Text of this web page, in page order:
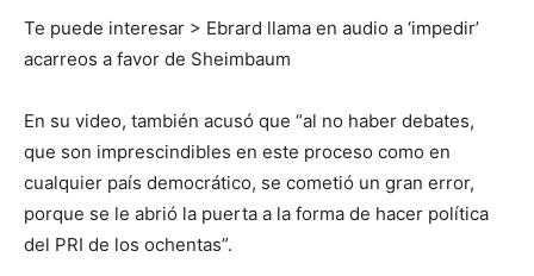
Te puede interesar > Ebrard llama en audio a ‘impedir’
acarreos a favor de Sheimbaum
En su video, también acusó que “al no haber debates,
que son imprescindibles en este proceso como en
cualquier país democrático, se cometió un gran error,
porque se le abrió la puerta a la forma de hacer política
del PRI de los ochentas”.